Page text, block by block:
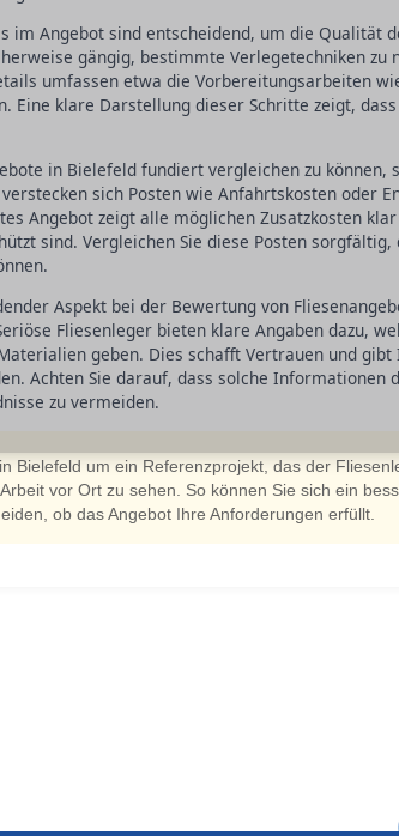
im Angebot sind entscheidend, um die Qualität
gängig, bestimmte Verlegetechniken zu
umfassen etwa die Vorbereitungsarbeiten
Eine klare Darstellung dieser Schritte zeigt,
in Bielefeld fundiert vergleichen zu können,
sich Posten wie Anfahrtskosten oder
Angebot zeigt alle möglichen Zusatzkosten
sind. Vergleichen Sie diese Posten
Aspekt bei der Bewertung von
Fliesenleger bieten klare Angaben dazu,
geben. Dies schafft Vertrauen und
Achten Sie darauf, dass solche
zu vermeiden.
Bielefeld um ein Referenzprojekt, das der
vor Ort zu sehen. So können Sie sich ein
ob das Angebot Ihre Anforderungen erfüllt.